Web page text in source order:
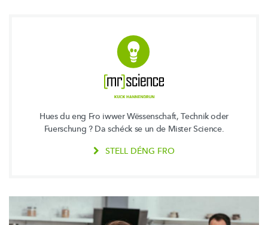
Hues du eng Fro iwwer Wëssenschaft, Technik oder
Fuerschung ? Da schéck se un de Mister Science.
STELL DÉNG FRO